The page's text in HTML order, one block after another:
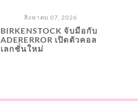
สิงหาคม 07, 2026
BIRKENSTOCK จับมือกับ
ADERERROR เปิดตัวคอล
เลกชั่นใหม่